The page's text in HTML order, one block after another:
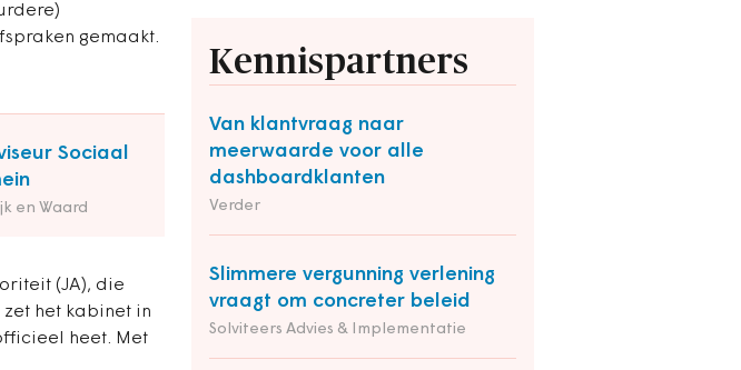
gemaakt.
Sociaal
en Waard
(JA), die
zet het kabinet in
heet. Met
Kennispartners
Van klantvraag naar
meerwaarde voor alle
dashboardklanten
Verder
Slimmere vergunning verlening
vraagt om concreter beleid
Solviteers Advies & Implementatie